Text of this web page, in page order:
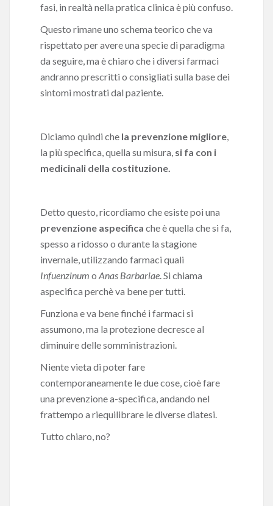
fasi, in realtà nella pratica clinica è più confuso.
Questo rimane uno schema teorico che va
rispettato per avere una specie di paradigma
da seguire, ma è chiaro che i diversi farmaci
andranno prescritti o consigliati sulla base dei
sintomi mostrati dal paziente.
Diciamo quindi che la prevenzione migliore,
la più specifica, quella su misura, si fa con i
medicinali della costituzione.
Detto questo, ricordiamo che esiste poi una
prevenzione aspecifica che è quella che si fa,
spesso a ridosso o durante la stagione
invernale, utilizzando farmaci quali
Infuenzinum o Anas Barbariae. Si chiama
aspecifica perchè va bene per tutti.
Funziona e va bene finché i farmaci si
assumono, ma la protezione decresce al
diminuire delle somministrazioni.
Niente vieta di poter fare
contemporaneamente le due cose, cioè fare
una prevenzione a-specifica, andando nel
frattempo a riequilibrare le diverse diatesi.
Tutto chiaro, no?